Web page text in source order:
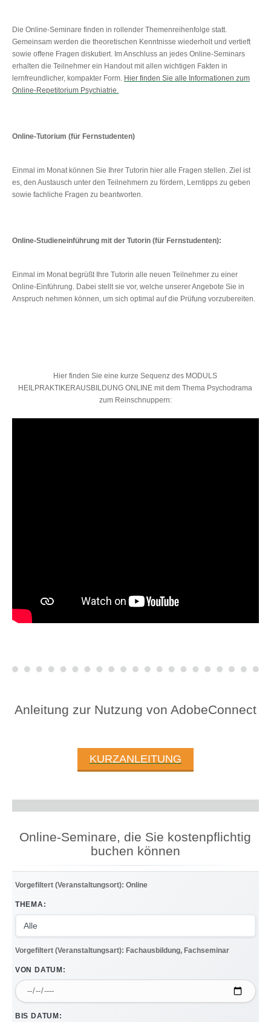
Die Online-Seminare finden in rollender Themenreihenfolge statt.
Gemeinsam werden die theoretischen Kenntnisse wiederholt und vertieft
sowie offene Fragen diskutiert. Im Anschluss an jedes Online-Seminars
erhalten die Teilnehmer ein Handout mit allen wichtigen Fakten in
lernfreundlicher, kompakter Form. Hier finden Sie alle Informationen zum
Online-Repetitorium Psychiatrie.
Online-Tutorium (für Fernstudenten)
Einmal im Monat können Sie Ihrer Tutorin hier alle Fragen stellen. Ziel ist
es, den Austausch unter den Teilnehmern zu fördern, Lerntipps zu geben
sowie fachliche Fragen zu beantworten.
Online-Studieneinführung mit der Tutorin (für Fernstudenten):
Einmal im Monat begrüßt Ihre Tutorin alle neuen Teilnehmer zu einer
Online-Einführung. Dabei stellt sie vor, welche unserer Angebote Sie in
Anspruch nehmen können, um sich optimal auf die Prüfung vorzubereiten.
Hier finden Sie eine kurze Sequenz des MODULS
HEILPRAKTIKERAUSBILDUNG ONLINE mit dem Thema Psychodrama
zum Reinschnuppern:
Anleitung zur Nutzung von AdobeConnect
KURZANLEITUNG
Online-Seminare, die Sie kostenpflichtig
buchen können
Vorgefiltert (Veranstaltungsort): Online
THEMA:
Vorgefiltert (Veranstaltungsart): Fachausbildung, Fachseminar
VON DATUM:
BIS DATUM: